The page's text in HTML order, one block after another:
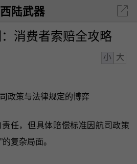
西陆武器
消费者索赔全攻略
小 大
政策与法律规定的博弈
任，但具体赔偿标准因航司政策
复杂局面。